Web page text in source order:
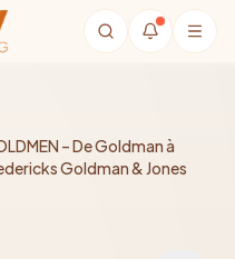
– De Goldman à
Goldman & Jones